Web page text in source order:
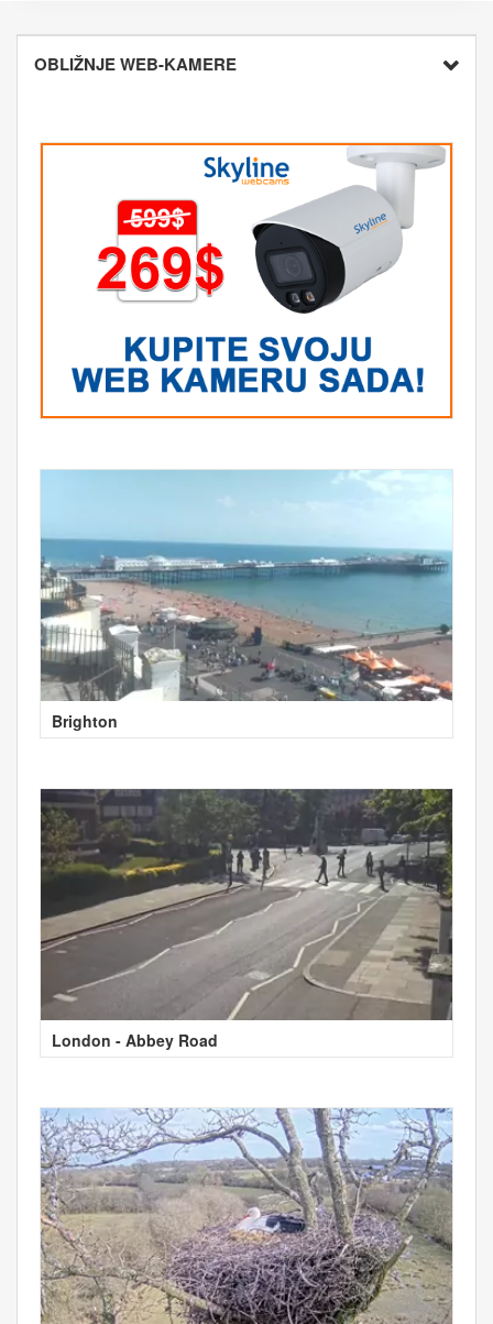
OBLIŽNJE WEB-KAMERE
Brighton
London - Abbey Road